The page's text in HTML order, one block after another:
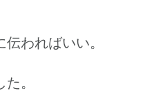
わればいい。
。